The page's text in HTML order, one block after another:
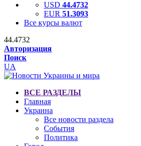
USD 44.4732
EUR 51.3093
Все курсы валют
44.4732
Авторизация
Поиск
UA
ВСЕ РАЗДЕЛЫ
Главная
Украина
Все новости раздела
События
Политика